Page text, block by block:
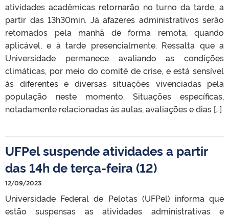
atividades acadêmicas retornarão no turno da tarde, a
partir das 13h30min. Já afazeres administrativos serão
retomados pela manhã de forma remota, quando
aplicável, e à tarde presencialmente. Ressalta que a
Universidade permanece avaliando as condições
climáticas, por meio do comitê de crise, e está sensível
às diferentes e diversas situações vivenciadas pela
população neste momento. Situações específicas,
notadamente relacionadas às aulas, avaliações e dias […]
UFPel suspende atividades a partir
das 14h de terça-feira (12)
12/09/2023
Universidade Federal de Pelotas (UFPel) informa que
estão suspensas as atividades administrativas e